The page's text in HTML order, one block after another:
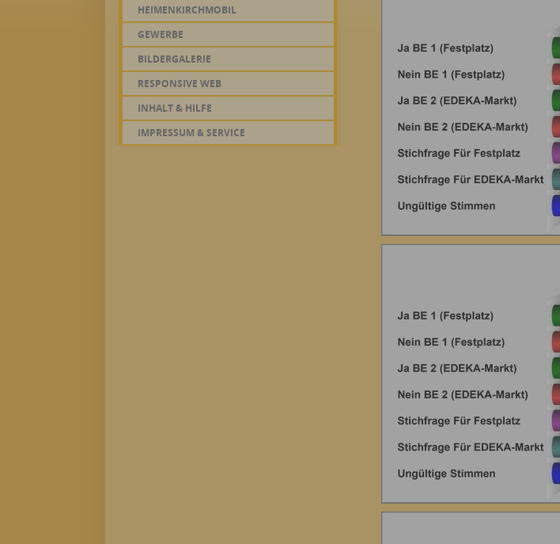
HEIMENKIRCHMOBIL
GEWERBE
BILDERGALERIE
RESPONSIVE WEB
INHALT & HILFE
IMPRESSUM & SERVICE